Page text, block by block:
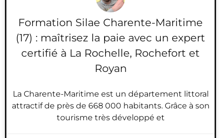
Formation Silae Charente-Maritime
(17) : maîtrisez la paie avec un expert
certifié à La Rochelle, Rochefort et
Royan
La Charente-Maritime est un département littoral
attractif de près de 668 000 habitants. Grâce à son
tourisme très développé et